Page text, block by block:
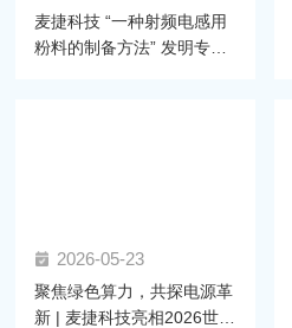
麦捷科技 “一种射频电感用
粉料的制备方法” 发明专利
2026-05-23
聚焦绿色算力，共探电源革
新 | 麦捷科技亮相2026世界